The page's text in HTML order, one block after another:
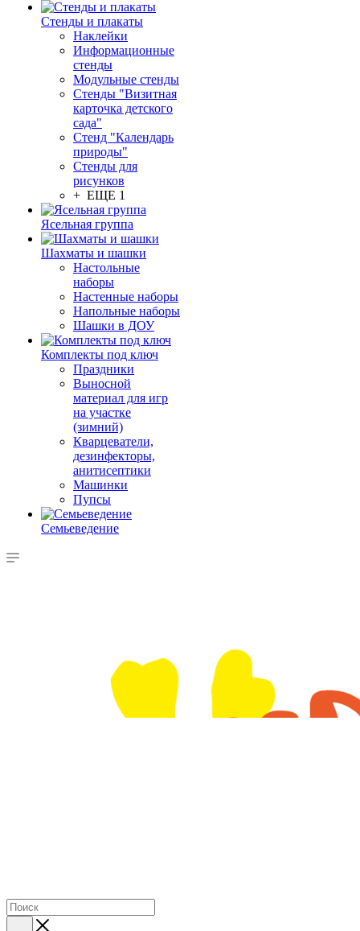
Стенды и плакаты
Наклейки
Информационные
стенды
Модульные стенды
Стенды "Визитная
карточка детского
сада"
Стенд "Календарь
природы"
Стенды для
рисунков
+ ЕЩЕ 1
Ясельная группа
Шахматы и шашки
Настольные
наборы
Настенные наборы
Напольные наборы
Шашки в ДОУ
Комплекты под ключ
Праздники
Выносной
материал для игр
на участке
(зимний)
Кварцеватели,
дезинфекторы,
анитисептики
Машинки
Пупсы
Семьеведение